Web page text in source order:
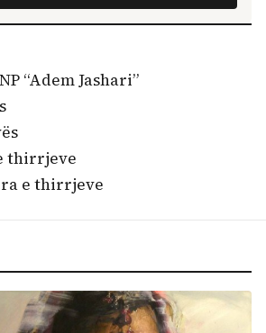
“Adem Jashari”
thirrjeve
e thirrjeve